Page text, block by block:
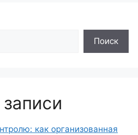
Поиск
как организованная